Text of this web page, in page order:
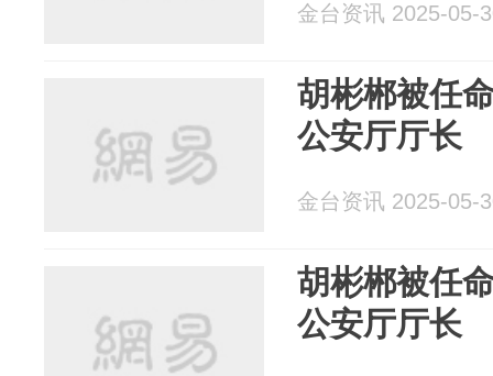
金台资讯 2025-05-
胡彬郴被任
公安厅厅长
金台资讯 2025-05-
胡彬郴被任
公安厅厅长